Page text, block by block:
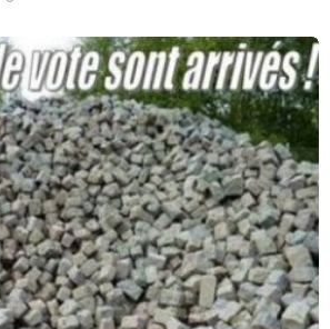
e
u
r
e
s
a
g
o